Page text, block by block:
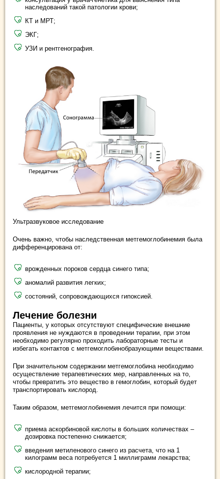
наследований такой патологии крови;
КТ и МРТ;
ЭКГ;
УЗИ и рентгенография.
Ультразвуковое исследование
Очень важно, чтобы наследственная метгемоглобинемия была
дифференцирована от:
врожденных пороков сердца синего типа;
аномалий развития легких;
состояний, сопровождающихся гипоксией.
Лечение болезни
Пациенты, у которых отсутствуют специфические внешние
проявления не нуждаются в проведении терапии, при этом
необходимо регулярно проходить лабораторные тесты и
избегать контактов с метгемоглобинобразующими веществами.
При значительном содержании метгемоглобина необходимо
осуществление терапевтических мер, направленных на то,
чтобы превратить это вещество в гемоглобин, который будет
транспортировать кислород.
Таким образом, метгемоглобинемия лечится при помощи:
приема аскорбиновой кислоты в больших количествах –
дозировка постепенно снижается;
введения метиленового синего из расчета, что на 1
килограмм веса потребуется 1 миллиграмм лекарства;
кислородной терапии;